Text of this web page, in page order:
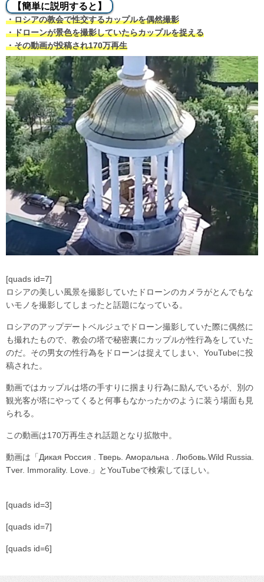
【簡単に説明すると】
・ロシアの教会で性交するカップルを偶然撮影
・ドローンが景色を撮影していたらカップルを捉える
・その動画が投稿され170万再生
[quads id=7]
ロシアの美しい風景を撮影していたドローンのカメラがとんでもな
いモノを撮影してしまったと話題になっている。
ロシアのアップデートベルジュでドローン撮影していた際に偶然に
も撮れたもので、教会の塔で秘密裏にカップルが性行為をしていた
のだ。その男女の性行為をドローンは捉えてしまい、YouTubeに投
稿された。
動画ではカップルは塔の手すりに掴まり行為に励んでいるが、別の
観光客が塔にやってくると何事もなかったかのように装う場面も見
られる。
この動画は170万再生され話題となり拡散中。
動画は「Дикая Россия . Тверь. Аморальна . Любовь.Wild Russia.
Tver. Immorality. Love.」とYouTubeで検索してほしい。
[quads id=3]
[quads id=7]
[quads id=6]